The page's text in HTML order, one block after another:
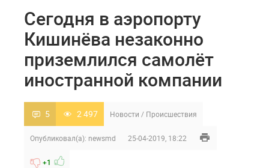
Сегодня в аэропорту
Кишинёва незаконно
приземлился самолёт
иностранной компании
5 2 497 Новости / Происшествия
Опубликовал(а): newsmd 25-04-2019, 18:22
+1